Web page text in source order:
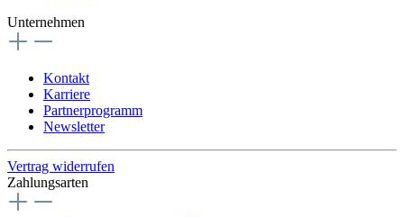
Unternehmen
Kontakt
Karriere
Partnerprogramm
Newsletter
Vertrag widerrufen
Zahlungsarten